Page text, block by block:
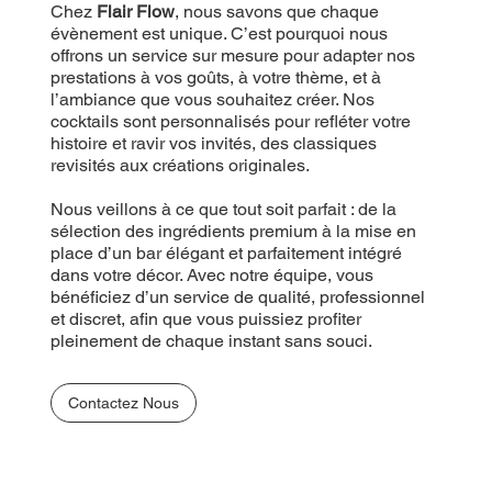
Chez Flair Flow, nous savons que chaque
évènement est unique. C’est pourquoi nous
offrons un service sur mesure pour adapter nos
prestations à vos goûts, à votre thème, et à
l’ambiance que vous souhaitez créer. Nos
cocktails sont personnalisés pour refléter votre
histoire et ravir vos invités, des classiques
revisités aux créations originales.
Nous veillons à ce que tout soit parfait : de la
sélection des ingrédients premium à la mise en
place d’un bar élégant et parfaitement intégré
dans votre décor. Avec notre équipe, vous
bénéficiez d’un service de qualité, professionnel
et discret, afin que vous puissiez profiter
pleinement de chaque instant sans souci.
Contactez Nous